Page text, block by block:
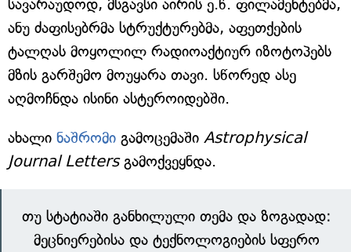
სავარაუდოდ, მსგავსი აირის ე.წ. ფილამენტებმა,
ანუ ძაფისებრმა სტრუქტურებმა, აფეთქების
ტალღას მოყოლილ რადიოაქტიურ იზოტოპებს
მზის გარშემო მოუყარა თავი. სწორედ ასე
აღმოჩნდა ისინი ასტეროიდებში.
ახალი ნაშრომი გამოცემაში Astrophysical
Journal Lettersგამოქვეყნდა.
თუ სტატიაში განხილული თემა და ზოგადად:
მეცნიერებისა და ტექნოლოგიების სფერო